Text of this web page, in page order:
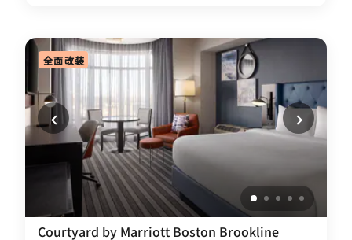
全面改装
Courtyard by Marriott Boston Brookline